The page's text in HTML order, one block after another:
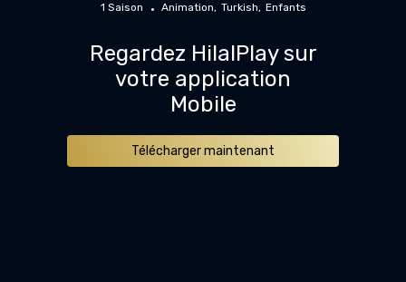
1 Saison Animation Turkish Enfants
Regardez HilalPlay sur
votre application
Mobile
Télécharger maintenant